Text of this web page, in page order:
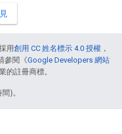
用創用 CC 姓名標示 4.0 授權 ，
參閱《Google Developers 網站
的註冊商標。
)。